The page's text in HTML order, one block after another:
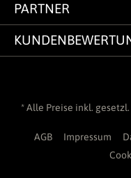
PARTNER
* Alle Preise inkl.
AGB Impressum